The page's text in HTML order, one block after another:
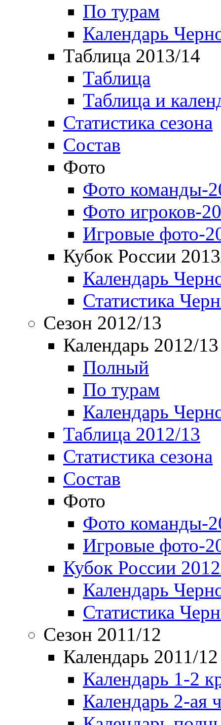
По турам
Календарь
Таблица 2013/14
Таблица
Таблица и
Статистика сезона
Состав
Фото
Фото команды-
Фото игроков-
Игровые фото-
Кубок России
Календарь
Статистика
Сезон 2012/13
Календарь 2012/13
Полный
По турам
Календарь
Таблица 2012/13
Статистика сезона
Состав
Фото
Фото команды-
Игровые фото-
Кубок России
Календарь
Статистика
Сезон 2011/12
Календарь 2011/12
Календарь 1-2
Календарь 2-ая